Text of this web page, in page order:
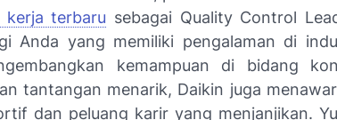
kerja terbaru sebagai Quality Control
Anda yang memiliki pengalaman di
kemampuan di bidang
tantangan menarik, Daikin juga
dan peluang karir yang menjanjikan.